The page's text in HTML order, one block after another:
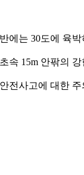
에는 30도에 육
속 15m 안팎의
전사고에 대한